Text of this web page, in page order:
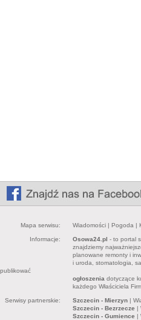
Mapa serwisu: Wiadomości | Pogoda |
Informacje: Osowa24.pl - to portal
znajdziemy
planowane remonty i
i uroda, stomatologia,
publikować
ogłoszenia dotyczące
każdego Właściciela
Serwisy partnerskie: Szczecin - Mierzyn |
Szczecin - Bezrzecze |
Szczecin - Gumience |